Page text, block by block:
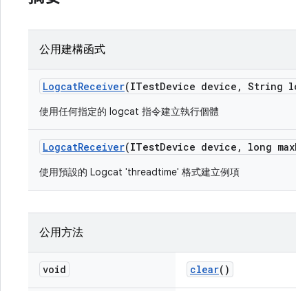
公用建構函式
LogcatReceiver(ITestDevice device , String
使用任何指定的 logcat 指令建立執行個體
LogcatReceiver(ITestDevice device , long max
使用預設的 Logcat 'threadtime' 格式建立例項
公用方法
void clear()